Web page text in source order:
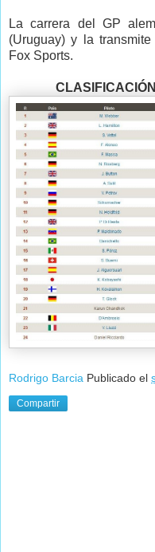
La carrera del GP
(Uruguay) y la
Fox Sports.
Rodrigo Barcia Publicado el
Compartir